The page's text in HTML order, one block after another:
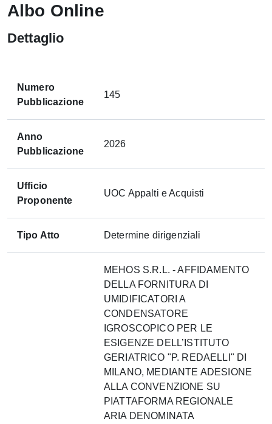
Albo Online
Dettaglio
Numero
Pubblicazione
145
Anno
Pubblicazione
2026
Ufficio
Proponente
UOC Appalti e Acquisti
Tipo Atto Determine dirigenziali
MEHOS S.R.L. - AFFIDAMENTO
DELLA FORNITURA DI
UMIDIFICATORI A
CONDENSATORE
IGROSCOPICO PER LE
ESIGENZE DELL’ISTITUTO
GERIATRICO "P. REDAELLI" DI
MILANO, MEDIANTE ADESIONE
ALLA CONVENZIONE SU
PIATTAFORMA REGIONALE
ARIA DENOMINATA